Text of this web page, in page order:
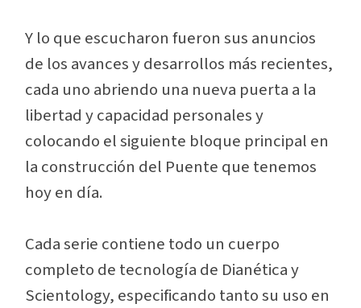
Y lo que escucharon fueron sus anuncios
de los avances y desarrollos más recientes,
cada uno abriendo una nueva puerta a la
libertad y capacidad personales y
colocando el siguiente bloque principal en
la construcción del Puente que tenemos
hoy en día.
Cada serie contiene todo un cuerpo
completo de tecnología de Dianética y
Scientology, especificando tanto su uso en